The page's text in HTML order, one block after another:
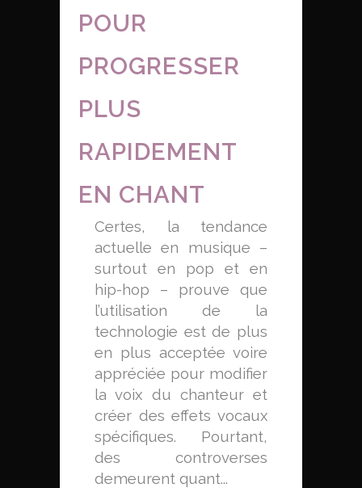
POUR
PROGRESSER
PLUS
RAPIDEMENT
EN CHANT
Certes, la tendance
actuelle en musique –
surtout en pop et en
hip-hop – prouve que
l’utilisation de la
technologie est de plus
en plus acceptée voire
appréciée pour modifier
la voix du chanteur et
créer des effets vocaux
spécifiques. Pourtant,
des controverses
demeurent quant...